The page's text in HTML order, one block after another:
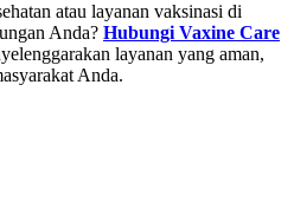
atau layanan vaksinasi di
Anda? Hubungi Vaxine Care
layanan yang aman,
Anda.